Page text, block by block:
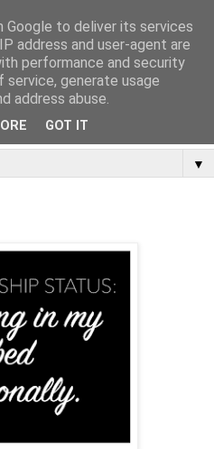
▼
Google to deliver its services
address and user-agent are
performance and security
generate usage
address abuse.
GOT IT